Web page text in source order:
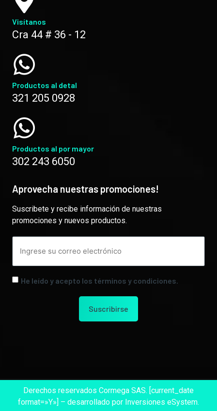
Visítanos
Cra 44 # 36 - 12
Productos al detal
321 205 0928
Productos al por mayor
302 243 6050
Aprovecha nuestras promociones!
Suscribete y recibe información de nuestras
promociones y nuevos productos.
He leído y acepto los términos y condiciones.
Derechos reservados Cormega SAS. [current_date
format=»Y»] – desarrollado por Inversiones eSystem.